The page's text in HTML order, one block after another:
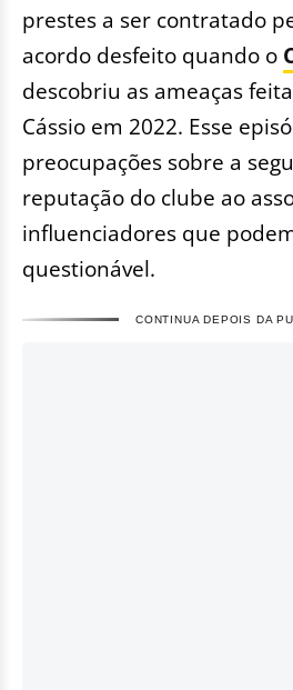
prestes a ser contratado
acordo desfeito quando o
descobriu as ameaças
Cássio em 2022. Esse
preocupações sobre a
reputação do clube ao
influenciadores que
questionável.
CONTINUA DEPOIS DA